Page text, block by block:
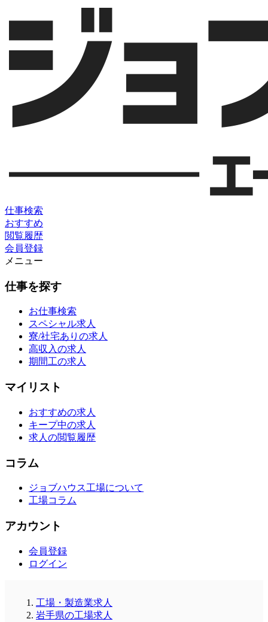
仕事検索
おすすめ
閲覧履歴
会員登録
メニュー
仕事を探す
お仕事検索
スペシャル求人
寮/社宅ありの求人
高収入の求人
期間工の求人
マイリスト
おすすめの求人
キープ中の求人
求人の閲覧履歴
コラム
ジョブハウス工場について
工場コラム
アカウント
会員登録
ログイン
工場・製造業求人
岩手県の工場求人